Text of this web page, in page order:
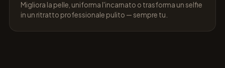
Migliora la pelle, uniforma l'incarnato o trasforma un selfie
in un ritratto professionale pulito — sempre tu.